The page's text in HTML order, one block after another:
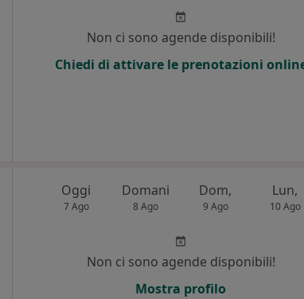
Non ci sono agende disponibili!
Chiedi di attivare le prenotazioni
Oggi
7 Ago
Domani
8 Ago
Dom,
9 Ago
Lun,
10 Ago
Non ci sono agende disponibili!
Mostra profilo